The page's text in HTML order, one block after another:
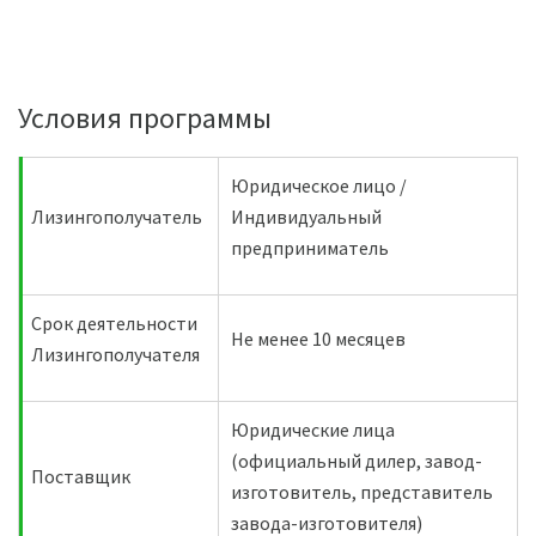
Условия программы
Лизингополучатель
Юридическое лицо /
Индивидуальный
предприниматель
Срок деятельности
Лизингополучателя
Не менее 10 месяцев
Поставщик
Юридические лица
(официальный дилер, завод-
изготовитель, представитель
завода-изготовителя)